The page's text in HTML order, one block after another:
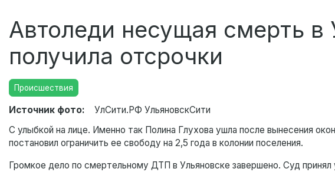
Автоледи несущая смерть в
получила отсрочки
Происшествия
Источник фото:
УлСити.РФ УльяновскСити
С улыбкой на лице. Именно так Полина Глухова ушла после вынесения
постановил ограничить ее свободу на 2,5 года в колонии поселения.
Громкое дело по смертельному ДТП в Ульяновске завершено. Суд принял